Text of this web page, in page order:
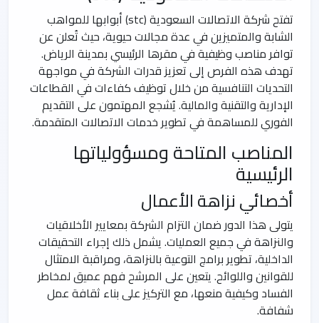
تفتح شركة الاتصالات السعودية (stc) أبوابها للمواهب
الشابة والمتميزين في عدة مجالات حيوية، حيث تُعلن عن
توافر مناصب وظيفية في مقرها الرئيسي بمدينة الرياض.
تهدف هذه الفرص إلى تعزيز قدرات الشركة في مواجهة
التحديات التنافسية من خلال توظيف كفاءات في القطاعات
الإدارية والتقنية والمالية. يُشجع المهتمون على التقديم
الفوري للمساهمة في تطوير خدمات الاتصالات المتقدمة.
المناصب المتاحة ومسؤولياتها
الرئيسية
أخصائي نزاهة الأعمال
يتولى هذا الدور ضمان التزام الشركة بمعايير الأخلاقيات
والنزاهة في جميع العمليات. يشمل ذلك إجراء التحقيقات
الداخلية، تطوير برامج التوعية بالنزاهة، ومراقبة الامتثال
للقوانين واللوائح. يتعين على المرشح فهم عميق لمخاطر
الفساد وكيفية منعها، مع التركيز على بناء ثقافة عمل
شفافة.